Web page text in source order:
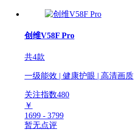
创维V58F Pro
共4款
一级能效 | 健康护眼 | 高清画质
关注指数480
￥
1699 - 3799
暂无点评